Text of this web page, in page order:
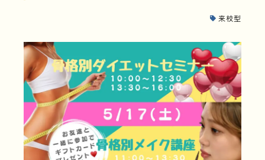
LINE友だち登録よくある質問アクセス
情報の公開
カリキュラム・シラバス
個人情報保護方針
サイトマップ
来校型